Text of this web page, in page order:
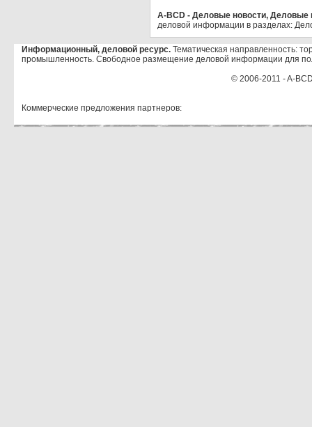
A-BCD - Деловые новости, Деловые
деловой информации в разделах:
Информационный, деловой ресурс. Тематическая направленность:
промышленность. Свободное размещение деловой информации для
© 2006-2011 - A-
Коммерческие предложения партнеров: